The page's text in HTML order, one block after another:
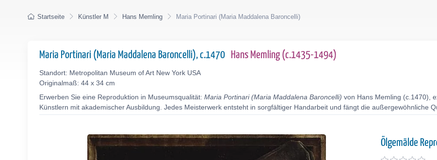
Startseite Künstler M Hans Memling Maria Portinari (Maria Maddalena Baroncelli)
Maria Portinari (Maria Maddalena Baroncelli), c.1470 Hans Memling (c.1435-1494)
Standort: Metropolitan Museum of Art New York USA
Originalmaß: 44 x 34 cm
Erwerben Sie eine Reproduktion in Museumsqualität: Maria Portinari (Maria Maddalena Baroncelli) von Hans Memling (c.1470),
Künstlern mit akademischer Ausbildung. Jedes Meisterwerk entsteht in sorgfältiger Handarbeit und fängt die außergewöhnliche
Ölgemälde